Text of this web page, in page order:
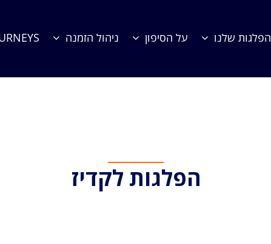
הפלגות שלנו על הסיפון ניהול הזמנה
הפלגות לקדיז